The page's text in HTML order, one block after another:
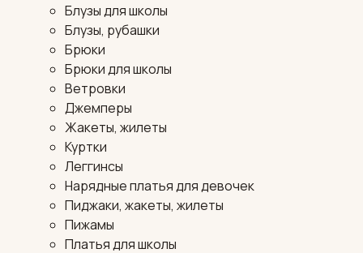
Блузы для школы
Блузы, рубашки
Брюки
Брюки для школы
Ветровки
Джемперы
Жакеты, жилеты
Куртки
Леггинсы
Нарядные платья для девочек
Пиджаки, жакеты, жилеты
Пижамы
Платья для школы